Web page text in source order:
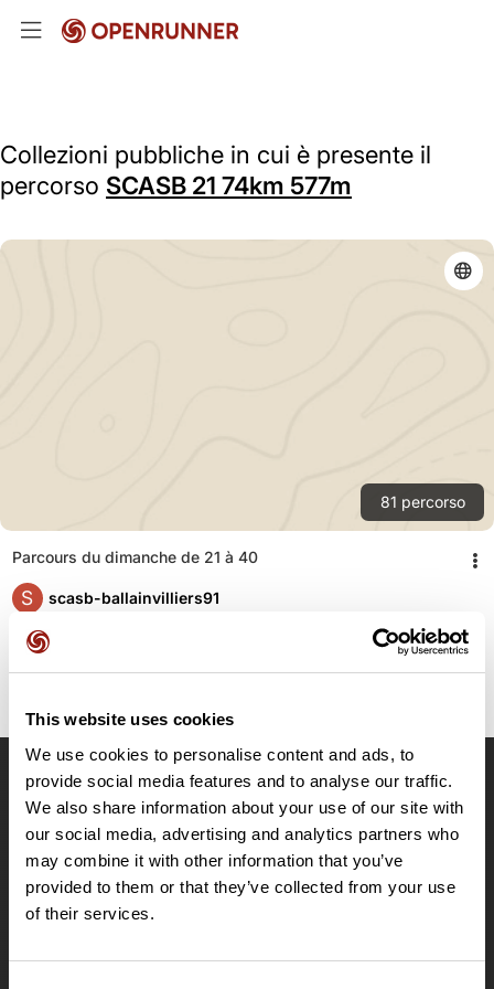
This website uses cookies
We use cookies to personalise content and ads, to
provide social media features and to analyse our traffic.
We also share information about your use of our site with
our social media, advertising and analytics partners who
may combine it with other information that you’ve
provided to them or that they’ve collected from your use
of their services.
Collezioni pubbliche in cui è presente il
percorso SCASB 21 74km 577m
81 percorso
Parcours du dimanche de 21 à 40
S scasb-ballainvilliers91
OpenRunner
Team
Lavora con noi
Riguardo a
Contatti